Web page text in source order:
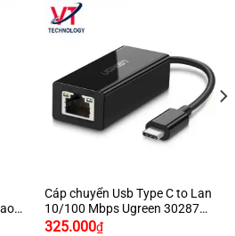
Cáp chuyển Usb Type C to Lan
10/100 Mbps Ugreen 30287
cao cấp chính hãng Ugreen
325.000₫